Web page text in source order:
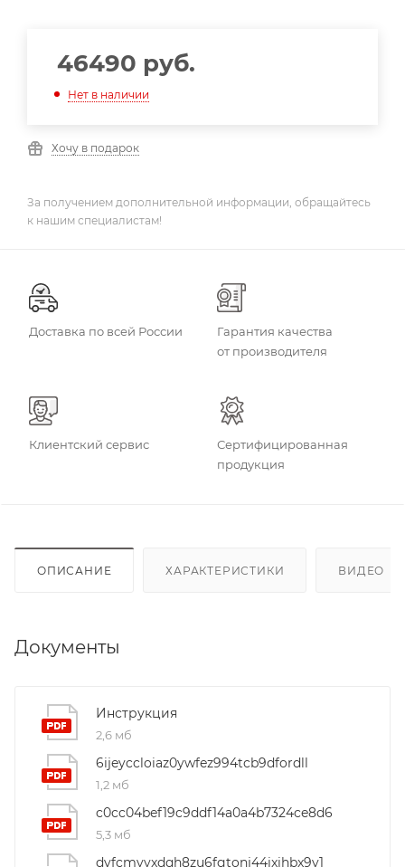
46490 руб.
Нет в наличии
Хочу в подарок
За получением дополнительной информации, обращайтесь
к нашим специалистам!
Доставка по всей России
Гарантия качества
от производителя
Клиентский сервис
Сертифицированная
продукция
ОПИСАНИЕ ХАРАКТЕРИСТИКИ ВИДЕО
Документы
Инструкция
2,6 мб
6ijeyccloiaz0ywfez994tcb9dfordll
1,2 мб
c0cc04bef19c9ddf14a0a4b7324ce8d6
5,3 мб
dvfcmyyxdqh8zu6fgtonj44ixihbx9y1